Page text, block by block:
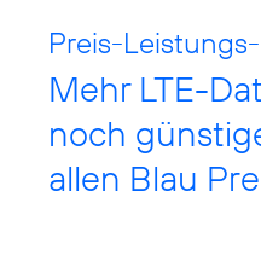
Preis-
Mehr LTE-
noch
allen Blau